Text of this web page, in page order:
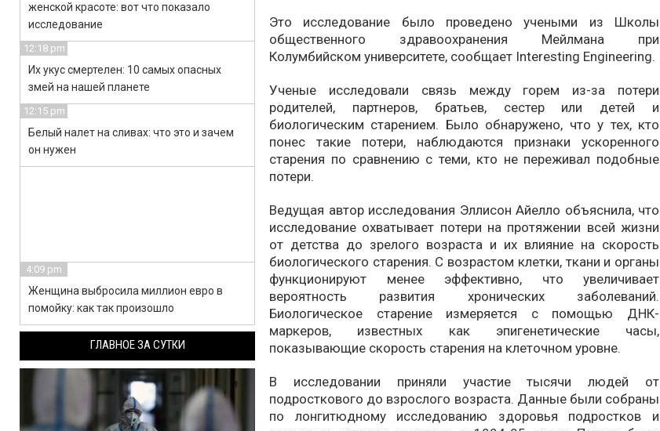
Это исследование было проведено учеными из Школы
общественного здравоохранения Мейлмана при
Колумбийском университете, сообщает Interesting Engineering.
Ученые исследовали связь между горем из-за потери
родителей, партнеров, братьев, сестер или детей и
биологическим старением. Было обнаружено, что у тех, кто
понес такие потери, наблюдаются признаки ускоренного
старения по сравнению с теми, кто не переживал подобные
потери.
Ведущая автор исследования Эллисон Айелло объяснила, что
исследование охватывает потери на протяжении всей жизни
от детства до зрелого возраста и их влияние на скорость
биологического старения. С возрастом клетки, ткани и органы
функционируют менее эффективно, что увеличивает
вероятность развития хронических заболеваний.
Биологическое старение измеряется с помощью ДНК-
маркеров, известных как эпигенетические часы,
показывающие скорость старения на клеточном уровне.
В исследовании приняли участие тысячи людей от
подросткового до взрослого возраста. Данные были собраны
по лонгитюдному исследованию здоровья подростков и
женской красоте: вот что показало
исследование
12:18 pm
Их укус смертелен: 10 самых опасных
змей на нашей планете
12:15 pm
Белый налет на сливах: что это и зачем
он нужен
4:09 pm
Женщина выбросила миллион евро в
помойку: как так произошло
ГЛАВНОЕ ЗА СУТКИ